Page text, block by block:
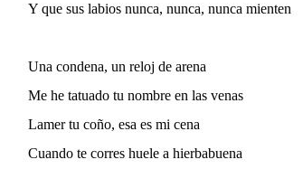
Y que sus labios nunca, nunca, nunca mienten
Una condena, un reloj de arena
Me he tatuado tu nombre en las venas
Lamer tu coño, esa es mi cena
Cuando te corres huele a hierbabuena